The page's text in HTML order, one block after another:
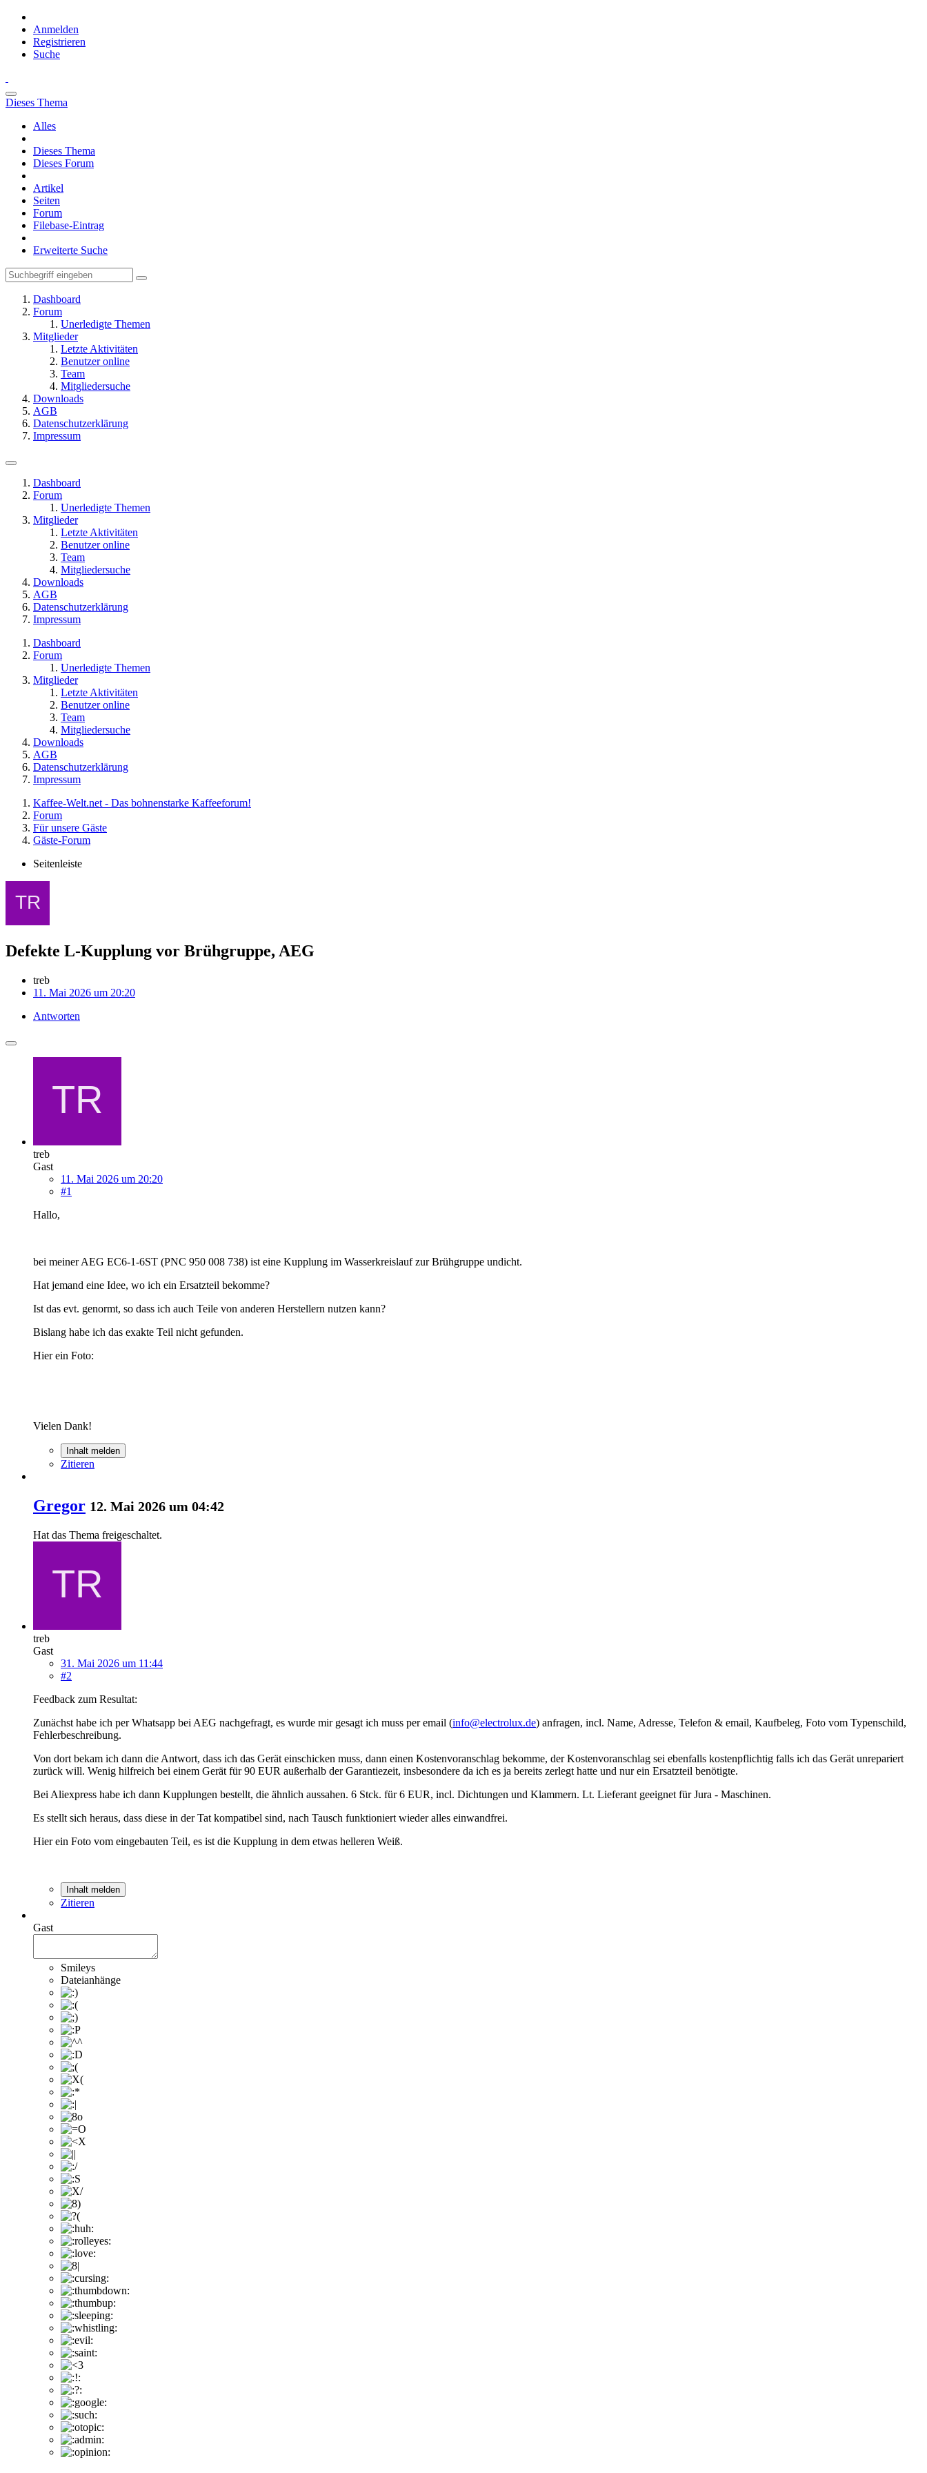
Anmelden
Registrieren
Suche
Dieses Thema
Alles
Dieses Thema
Dieses Forum
Artikel
Seiten
Forum
Filebase-Eintrag
Erweiterte Suche
Dashboard
Forum
Unerledigte Themen
Mitglieder
Letzte Aktivitäten
Benutzer online
Team
Mitgliedersuche
Downloads
AGB
Datenschutzerklärung
Impressum
Dashboard
Forum
Unerledigte Themen
Mitglieder
Letzte Aktivitäten
Benutzer online
Team
Mitgliedersuche
Downloads
AGB
Datenschutzerklärung
Impressum
Dashboard
Forum
Unerledigte Themen
Mitglieder
Letzte Aktivitäten
Benutzer online
Team
Mitgliedersuche
Downloads
AGB
Datenschutzerklärung
Impressum
Kaffee-Welt.net - Das bohnenstarke Kaffeeforum!
Forum
Für unsere Gäste
Gäste-Forum
Seitenleiste
Defekte L-Kupplung vor Brühgruppe, AEG
treb
11. Mai 2026 um 20:20
Antworten
treb
Gast
11. Mai 2026 um 20:20
#1
Hallo,
bei meiner AEG EC6-1-6ST (PNC 950 008 738) ist eine Kupplung im Wasserkreislauf zur Brühgruppe undicht.
Hat jemand eine Idee, wo ich ein Ersatzteil bekomme?
Ist das evt. genormt, so dass ich auch Teile von anderen Herstellern nutzen kann?
Bislang habe ich das exakte Teil nicht gefunden.
Hier ein Foto:
Vielen Dank!
Inhalt melden
Zitieren
Gregor 12. Mai 2026 um 04:42
Hat das Thema freigeschaltet.
treb
Gast
31. Mai 2026 um 11:44
#2
Feedback zum Resultat:
Zunächst habe ich per Whatsapp bei AEG nachgefragt, es wurde mir gesagt ich muss per email (info@electrolux.de) anfragen, incl. Name, Adresse, Telefon & email, Kaufbeleg, Foto vom Typenschild,
Fehlerbeschreibung.
Von dort bekam ich dann die Antwort, dass ich das Gerät einschicken muss, dann einen Kostenvoranschlag bekomme, der Kostenvoranschlag sei ebenfalls kostenpflichtig falls ich das Gerät unrepariert
zurück will. Wenig hilfreich bei einem Gerät für 90 EUR außerhalb der Garantiezeit, insbesondere da ich es ja bereits zerlegt hatte und nur ein Ersatzteil benötigte.
Bei Aliexpress habe ich dann Kupplungen bestellt, die ähnlich aussahen. 6 Stck. für 6 EUR, incl. Dichtungen und Klammern. Lt. Lieferant geeignet für Jura - Maschinen.
Es stellt sich heraus, dass diese in der Tat kompatibel sind, nach Tausch funktioniert wieder alles einwandfrei.
Hier ein Foto vom eingebauten Teil, es ist die Kupplung in dem etwas helleren Weiß.
Inhalt melden
Zitieren
Gast
Smileys
Dateianhänge